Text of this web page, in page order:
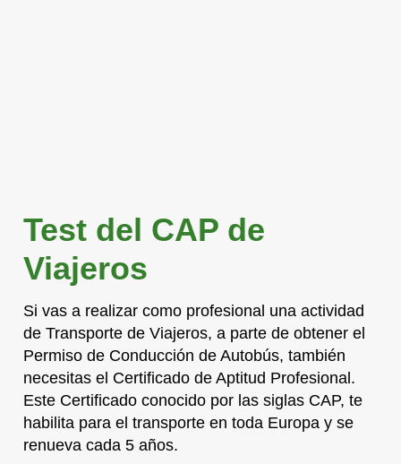
Test del CAP de
Viajeros
Si vas a realizar como profesional una actividad
de Transporte de Viajeros, a parte de obtener el
Permiso de Conducción de Autobús, también
necesitas el Certificado de Aptitud Profesional.
Este Certificado conocido por las siglas CAP, te
habilita para el transporte en toda Europa y se
renueva cada 5 años.